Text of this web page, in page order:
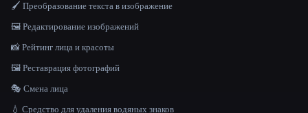
🖌️ Преобразование текста в изображение
🖼️ Редактирование изображений
📸 Рейтинг лица и красоты
🖼️ Реставрация фотографий
🎭 Смена лица
💧 Средство для удаления водяных знаков